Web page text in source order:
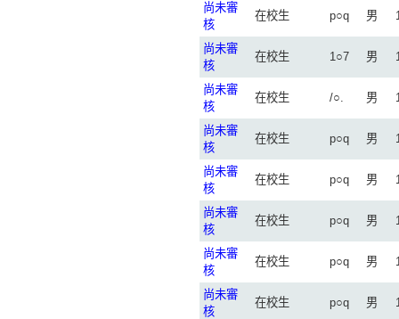
尚未審
核
在校生 p○q 男
尚未審
核
在校生 1○7 男
尚未審
核
在校生 /○. 男
尚未審
核
在校生 p○q 男
尚未審
核
在校生 p○q 男
尚未審
核
在校生 p○q 男
尚未審
核
在校生 p○q 男
尚未審
核
在校生 p○q 男